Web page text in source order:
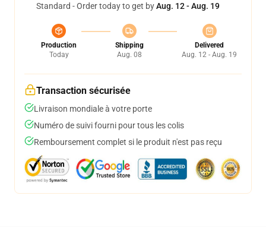
Standard - Order today to get byAug. 12 - Aug. 19
Production
Today
Shipping
Aug. 08
Delivered
Aug. 12 - Aug. 19
Transaction sécurisée
Livraison mondiale à votre porte
Numéro de suivi fourni pour tous les colis
Remboursement complet si le produit n'est pas reçu